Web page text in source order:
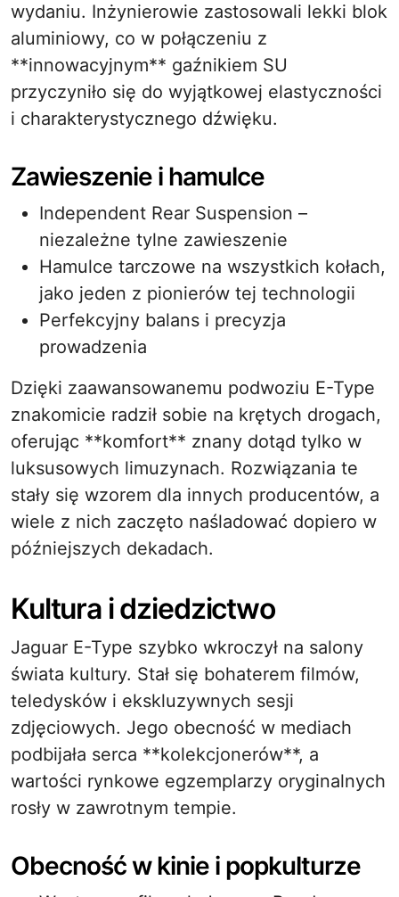
wydaniu. Inżynierowie zastosowali lekki blok
aluminiowy, co w połączeniu z
**innowacyjnym** gaźnikiem SU
przyczyniło się do wyjątkowej elastyczności
i charakterystycznego dźwięku.
Zawieszenie i hamulce
Independent Rear Suspension –
niezależne tylne zawieszenie
Hamulce tarczowe na wszystkich kołach,
jako jeden z pionierów tej technologii
Perfekcyjny balans i precyzja
prowadzenia
Dzięki zaawansowanemu podwoziu E-Type
znakomicie radził sobie na krętych drogach,
oferując **komfort** znany dotąd tylko w
luksusowych limuzynach. Rozwiązania te
stały się wzorem dla innych producentów, a
wiele z nich zaczęto naśladować dopiero w
późniejszych dekadach.
Kultura i dziedzictwo
Jaguar E-Type szybko wkroczył na salony
świata kultury. Stał się bohaterem filmów,
teledysków i ekskluzywnych sesji
zdjęciowych. Jego obecność w mediach
podbijała serca **kolekcjonerów**, a
wartości rynkowe egzemplarzy oryginalnych
rosły w zawrotnym tempie.
Obecność w kinie i popkulturze